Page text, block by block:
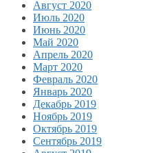
Август 2020
Июль 2020
Июнь 2020
Май 2020
Апрель 2020
Март 2020
Февраль 2020
Январь 2020
Декабрь 2019
Ноябрь 2019
Октябрь 2019
Сентябрь 2019